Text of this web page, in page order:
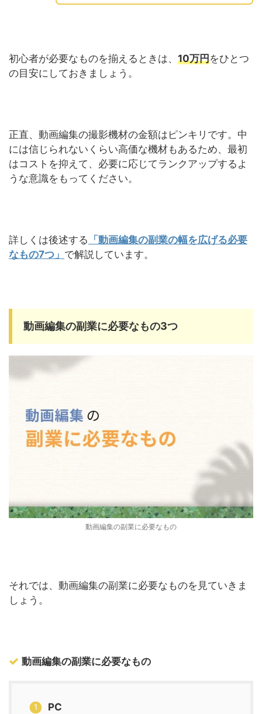
初心者が必要なものを揃えるときは、 10万円をひとつ
の目安にしておきましょう。
正直、動画編集の撮影機材の金額はピンキリです。中
には信じられないくらい高価な機材もあるため、最初
はコストを抑えて、必要に応じてランクアップするよ
うな意識をもってください。
詳しくは後述する 「動画編集の副業の幅を広げる必要
なもの7つ」 で解説しています。
動画編集の副業に必要なもの3つ
動画編集の副業に必要なもの
それでは、動画編集の副業に必要なものを見ていきま
しょう。
動画編集の副業に必要なもの
PC